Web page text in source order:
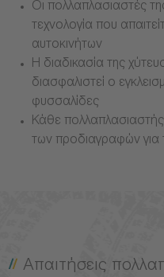
Οι πολλαπλασιαστές
τεχνολογία που
αυτοκινήτων
Η διαδικασία της
διασφαλιστεί ο
φυσσαλίδες
Κάθε
των προδιαγραφών
Απαιτήσεις